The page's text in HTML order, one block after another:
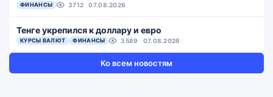
ФИНАНСЫ 3712 07.08.2026
Тенге укрепился к доллару и евро
КУРСЫ ВАЛЮТ ФИНАНСЫ 3589 07.08.2026
Ко всем новостям